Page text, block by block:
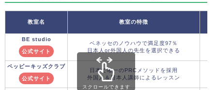
教室名 教室の特徴
BE studio
公式サイト
ベネッセのノウハウで満足度97％
日本人or外国人の先生を選択できる
ペッピーキッズクラブ
公式サイト
日本で唯一のPRCメソッドを採用
外国人＆日本人講師によるレッスン
スクロールできます